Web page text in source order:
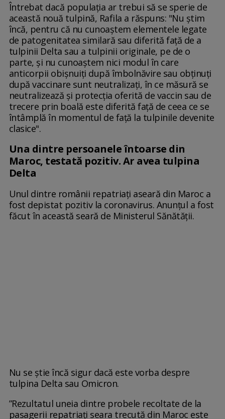
Întrebat dacă populaţia ar trebui să se sperie de
această nouă tulpină, Rafila a răspuns: "Nu ştim
încă, pentru că nu cunoaştem elementele legate
de patogenitatea similară sau diferită faţă de a
tulpinii Delta sau a tulpinii originale, pe de o
parte, şi nu cunoaştem nici modul în care
anticorpii obişnuiţi după îmbolnăvire sau obţinuţi
după vaccinare sunt neutralizaţi, în ce măsură se
neutralizează şi protecţia oferită de vaccin sau de
trecere prin boală este diferită faţă de ceea ce se
întâmplă în momentul de faţă la tulpinile devenite
clasice".
Una dintre persoanele întoarse din
Maroc, testată pozitiv. Ar avea tulpina
Delta
Unul dintre românii repatriați aseară din Maroc a
fost depistat pozitiv la coronavirus. Anunțul a fost
făcut în această seară de Ministerul Sănătății.
Nu se știe încă sigur dacă este vorba despre
tulpina Delta sau Omicron.
”Rezultatul uneia dintre probele recoltate de la
pasagerii repatriați seara trecută din Maroc este